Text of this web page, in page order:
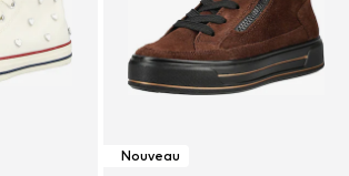
Nouveau